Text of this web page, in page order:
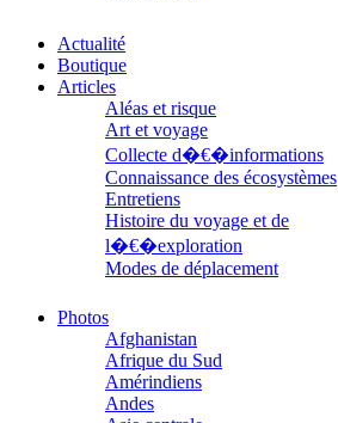
Chastel Marie
Chaud Marianne
Chenot Philippe
Chicurel Arnaud
Clémenceau Adrien
Colonna d’Istria Jérôme
Conesa Gabriel
Corazza Pascal
Cotta Jean-Marc
Cousergue Arnaud
Crane Adrian
Crane Richard
Dash Naraa
Debove Florence
Dectot de Christen Antoine
Dedet Christian
Degoul Franck
Delaunay Matthieu
Actualité
Boutique
Articles
Aléas et risque
Art et voyage
Collecte d�€�informations
Connaissance des écosystèmes
Entretiens
Histoire du voyage et de
l�€�exploration
Modes de déplacement
Parcours choisis
Patrimoine
Petite ethnographie
Portraits
Questions de survie
Réflexions
Photos
Afghanistan
Afrique du Sud
Amérindiens
Andes